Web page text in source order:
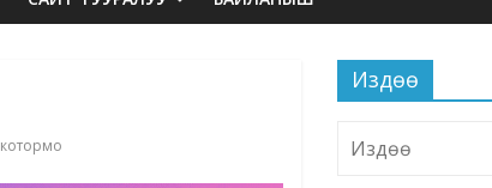
котормо
Издөө